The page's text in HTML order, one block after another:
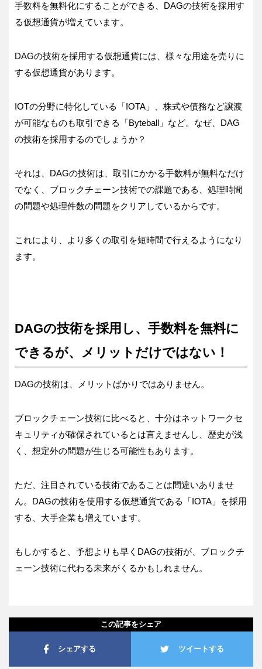
手数料を無料化にすることができる、DAGの技術を採用す
る仮想通貨が増えています。
DAGの技術を採用する仮想通貨には、様々な用途を売りに
する仮想通貨があります。
IOTの分野に特化している「IOTA」、株式や債務など譲渡
が可能なものも取引できる「Byteball」など。なぜ、DAG
の技術を採用するのでしょうか？
それは、DAGの技術は、取引にかかる手数料が無料なだけ
でなく、ブロックチェーン技術での課題である、処理時間
の問題や処理件数の問題をクリアしているからです。
これにより、より多くの取引を短時間で行えるようになり
ます。
DAGの技術を採用し、手数料を無料に
できるが、メリットだけではない！
DAGの技術は、メリットばかりではありません。
ブロックチェーン技術に比べると、十分はネットワークセ
キュリティが確保されているとは言えませんし、歴史が浅
く、想定外の問題が生じる可能性もあります。
ただ、注目されている技術であることは間違いありませ
ん。DAGの技術を使用する仮想通貨である「IOTA」を採用
する、大手企業も増えています。
もしかすると、予想よりも早くDAGの技術が、ブロックチ
ェーン技術に代わる未来がくるかもしれません。
この記事をシェア
シェアする ツイートする